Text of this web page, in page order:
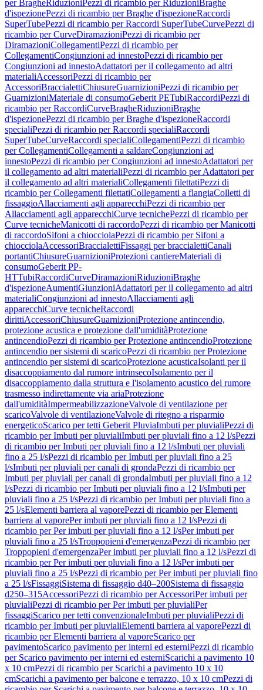
per BragheRiduzioniPezzi di ricambio per RiduzioniBraghe
d'ispezionePezzi di ricambio per Braghe d'ispezioneRaccordi
SuperTubePezzi di ricambio per Raccordi SuperTubeCurvePezzi di
ricambio per CurveDiramazioniPezzi di ricambio per
DiramazioniCollegamentiPezzi di ricambio per
CollegamentiCongiunzioni ad innestoPezzi di ricambio per
Congiunzioni ad innestoAdattatori per il collegamento ad altri
materialiAccessoriPezzi di ricambio per
AccessoriBraccialettiChiusureGuarnizioniPezzi di ricambio per
GuarnizioniMateriale di consumoGeberit PETubiRaccordiPezzi di
ricambio per RaccordiCurveBragheRiduzioniBraghe
d'ispezionePezzi di ricambio per Braghe d'ispezioneRaccordi
specialiPezzi di ricambio per Raccordi specialiRaccordi
SuperTubeCurveRaccordi specialiCollegamentiPezzi di ricambio
per CollegamentiCollegamenti a saldareCongiunzioni ad
innestoPezzi di ricambio per Congiunzioni ad innestoAdattatori per
il collegamento ad altri materialiPezzi di ricambio per Adattatori per
il collegamento ad altri materialiCollegamenti filettatiPezzi di
ricambio per Collegamenti filettatiCollegamenti a flangiaColletti di
fissaggioAllacciamenti agli apparecchiPezzi di ricambio per
Allacciamenti agli apparecchiCurve tecnichePezzi di ricambio per
Curve tecnicheManicotti di raccordoPezzi di ricambio per Manicotti
di raccordoSifoni a chiocciolaPezzi di ricambio per Sifoni a
chiocciolaAccessoriBraccialettiFissaggi per braccialettiCanali
portantiChiusureGuarnizioniProtezioni cantiereMateriali di
consumoGeberit PP-
HTTubiRaccordiCurveDiramazioniRiduzioniBraghe
d'ispezioneAumentiGiunzioniAdattatori per il collegamento ad altri
materialiCongiunzioni ad innestoAllacciamenti agli
apparecchiCurve tecnicheRaccordi
dirittiAccessoriChiusureGuarnizioniProtezione antincendio,
protezione acustica e protezione dall'umiditàProtezione
antincendioPezzi di ricambio per Protezione antincendioProtezione
antincendio per sistemi di scaricoPezzi di ricambio per Protezione
antincendio per sistemi di scaricoProtezione acusticaIsolanti per il
disaccoppiamento dal rumore intrinsecoIsolamento per il
disaccoppiamento dalla struttura e l'isolamento acustico del rumore
trasmesso indirettamente via ariaProtezione
dall'umiditàImpermeabilizzazioneValvole di ventilazione per
scaricoValvole di ventilazioneValvole di ritegno a risparmio
energeticoScarico per tetti Geberit PluviaImbuti per pluvialiPezzi di
ricambio per Imbuti per pluvialiImbuti per pluviali fino a 12 l/sPezzi
di ricambio per Imbuti per pluviali fino a 12 l/sImbuti per pluviali
fino a 25 l/sPezzi di ricambio per Imbuti per pluviali fino a 25
l/sImbuti per pluviali per canali di grondaPezzi di ricambio per
Imbuti per pluviali per canali di grondaImbuti per pluviali fino a 12
l/sPezzi di ricambio per Imbuti per pluviali fino a 12 l/sImbuti per
pluviali fino a 25 l/sPezzi di ricambio per Imbuti per pluviali fino a
25 l/sElementi barriera al vaporePezzi di ricambio per Elementi
barriera al vaporePer imbuti per pluviali fino a 12 l/sPezzi di
ricambio per Per imbuti per pluviali fino a 12 l/sPer imbuti per
pluviali fino a 25 l/sTroppopieni d'emergenzaPezzi di ricambio per
Troppopieni d'emergenzaPer imbuti per pluviali fino a 12 l/sPezzi di
ricambio per Per imbuti per pluviali fino a 12 l/sPer imbuti per
pluviali fino a 25 l/sPezzi di ricambio per Per imbuti per pluviali fino
a 25 l/sFissaggiSistema di fissaggio d40–200Sistema di fissaggio
d250–315AccessoriPezzi di ricambio per AccessoriPer imbuti per
pluvialiPezzi di ricambio per Per imbuti per pluvialiPer
fissaggiScarico per tetti convenzionaleImbuti per pluvialiPezzi di
ricambio per Imbuti per pluvialiElementi barriera al vaporePezzi di
ricambio per Elementi barriera al vaporeScarico per
pavimentoScarico pavimento per interni ed esterniPezzi di ricambio
per Scarico pavimento per interni ed esterniScarichi a pavimento 10
x 10 cmPezzi di ricambio per Scarichi a pavimento 10 x 10
cmScarichi a pavimento per balcone e terrazzo, 10 x 10 cmPezzi di